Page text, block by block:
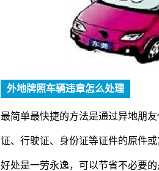
外地牌照车辆违章怎么处理
最简单最快捷的方法是通过异地朋
证、行驶证、身份证等证件的原件
好处是一劳永逸，可以节省不必要的